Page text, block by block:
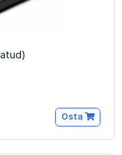
Osta